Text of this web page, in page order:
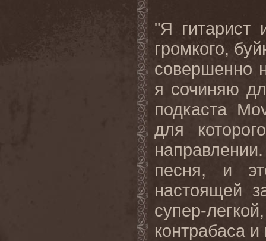
"Я гитарист
громкого,
совершенно
я сочиняю
подкаста
для
песня, и
настоящей
супер-
контрабаса